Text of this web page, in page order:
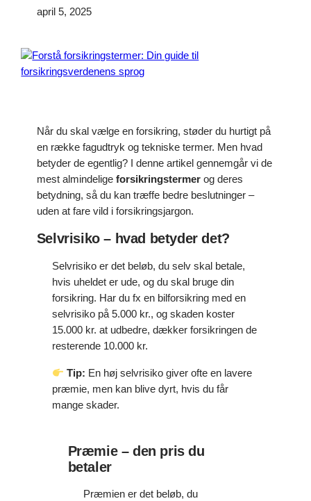
april 5, 2025
Når du skal vælge en forsikring, støder du hurtigt på
en række fagudtryk og tekniske termer. Men hvad
betyder de egentlig? I denne artikel gennemgår vi de
mest almindelige forsikringstermerog deres
betydning, så du kan træffe bedre beslutninger –
uden at fare vild i forsikringsjargon.
Selvrisiko – hvad betyder det?
Selvrisiko er det beløb, du selv skal betale,
hvis uheldet er ude, og du skal bruge din
forsikring. Har du fx en bilforsikring med en
selvrisiko på 5.000 kr., og skaden koster
15.000 kr. at udbedre, dækker forsikringen de
resterende 10.000 kr.
Tip: En høj selvrisiko giver ofte en lavere
præmie, men kan blive dyrt, hvis du får
mange skader.
Præmie – den pris du
betaler
Præmien er det beløb, du